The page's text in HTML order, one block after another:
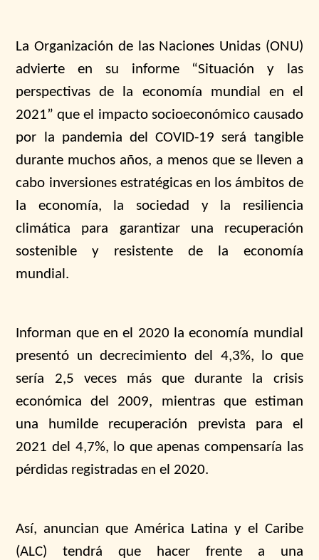
La Organización de las Naciones Unidas (ONU)
advierte en su informe “Situación y las
perspectivas de la economía mundial en el
2021” que el impacto socioeconómico causado
por la pandemia del COVID-19 será tangible
durante muchos años, a menos que se lleven a
cabo inversiones estratégicas en los ámbitos de
la economía, la sociedad y la resiliencia
climática para garantizar una recuperación
sostenible y resistente de la economía
mundial.
Informan que en el 2020 la economía mundial
presentó un decrecimiento del 4,3%, lo que
sería 2,5 veces más que durante la crisis
económica del 2009, mientras que estiman
una humilde recuperación prevista para el
2021 del 4,7%, lo que apenas compensaría las
pérdidas registradas en el 2020.
Así, anuncian que América Latina y el Caribe
(ALC) tendrá que hacer frente a una